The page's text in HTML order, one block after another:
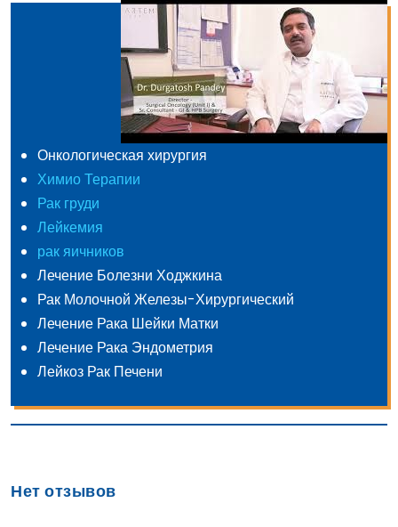
Онкологическая хирургия
Химио Терапии
Рак груди
Лейкемия
рак яичников
Лечение Болезни Ходжкина
Рак Молочной Железы-Хирургический
Лечение Рака Шейки Матки
Лечение Рака Эндометрия
Лейкоз Рак Печени
Нет отзывов